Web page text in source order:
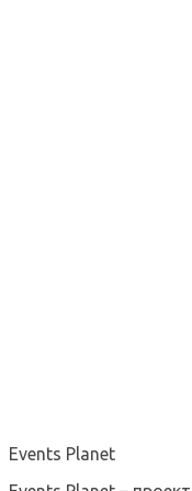
Events Planet